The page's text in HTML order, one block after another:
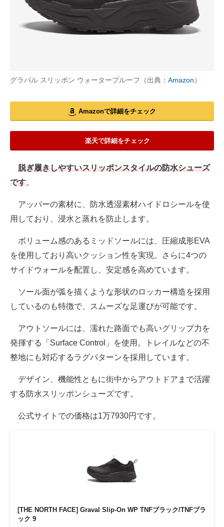
グラバル スリッポン ウォータープルーフ（出典： Amazon）
Amazonで詳細をチェック
楽天で詳細をチェック
脱ぎ履きしやすいスリッポンスタイルの防水シューズ
です。
アッパーの素材に、防水透湿素材ハイドロシールを使
用しており、浸水と蒸れを防止します。
ボリューム感のあるミッドソールには、圧縮成形EVA
を使用しており高いクッション性を実現。さらに4つの
サイドウォールを配置し、安定感を高めています。
ソール面が弧を描くような形状のロッカー構造を採用
しているのも特徴で、スムーズな足運びが可能です。
アウトソールには、濡れた路面でも高いグリップ力を
発揮する「Surface Control」を使用。トレイルなどの不
整地にも対応するラグパターンを採用しています。
デザイン、機能性ともに街中からアウトドアまで活躍
する防水スリッポンシューズです。
公式サイトでの価格は1万7930円です。
[THE NORTH FACE] Graval Slip-On WP TNFブラック/TNFブラ
ック 9